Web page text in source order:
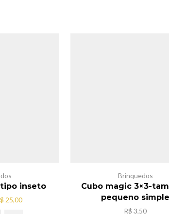
inseto
25,00O
Brinquedos
Cubo magic 3×3-
pequeno simple
R$ 3,50